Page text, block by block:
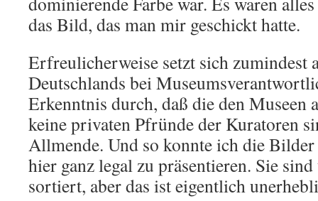
das Bild, das man mir geschickt hatte.
Erfreulicherweise setzt sich zumindest
Deutschlands bei
Erkenntnis durch, daß die den Museen
keine privaten Pfründe der Kuratoren
Allmende. Und so konnte ich die
hier ganz legal zu präsentieren. Sie
sortiert, aber das ist eigentlich